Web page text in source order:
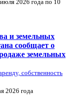
2026 года по 10
и земельных
сообщает о
земельных
собственность
2026 года